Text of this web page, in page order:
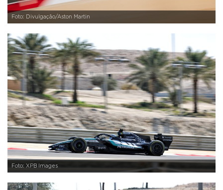
Foto: Divulgação/Aston Martin
Foto: XPB Images